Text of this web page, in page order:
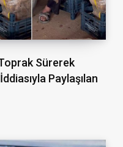
Sürerek
Paylaşılan